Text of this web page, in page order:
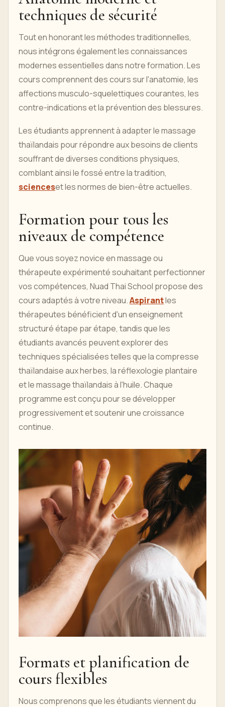
techniques de sécurité
Tout en honorant les méthodes traditionnelles,
nous intégrons également les connaissances
modernes essentielles dans notre formation. Les
cours comprennent des cours sur l'anatomie, les
affections musculo-squelettiques courantes, les
contre-indications et la prévention des blessures.
Les étudiants apprennent à adapter le massage
thaïlandais pour répondre aux besoins de clients
souffrant de diverses conditions physiques,
comblant ainsi le fossé entre la tradition,
scienceset les normes de bien-être actuelles.
Formation pour tous les
niveaux de compétence
Que vous soyez novice en massage ou
thérapeute expérimenté souhaitant perfectionner
vos compétences, Nuad Thai School propose des
cours adaptés à votre niveau.Aspirantles
thérapeutes bénéficient d'un enseignement
structuré étape par étape, tandis que les
étudiants avancés peuvent explorer des
techniques spécialisées telles que la compresse
thaïlandaise aux herbes, la réflexologie plantaire
et le massage thaïlandais à l'huile. Chaque
programme est conçu pour se développer
progressivement et soutenir une croissance
continue.
Formats et planification de
cours flexibles
Nous comprenons que les étudiants viennent du